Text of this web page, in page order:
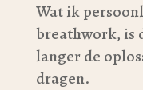
Wat ik
breathwork, is
langer de
dragen.